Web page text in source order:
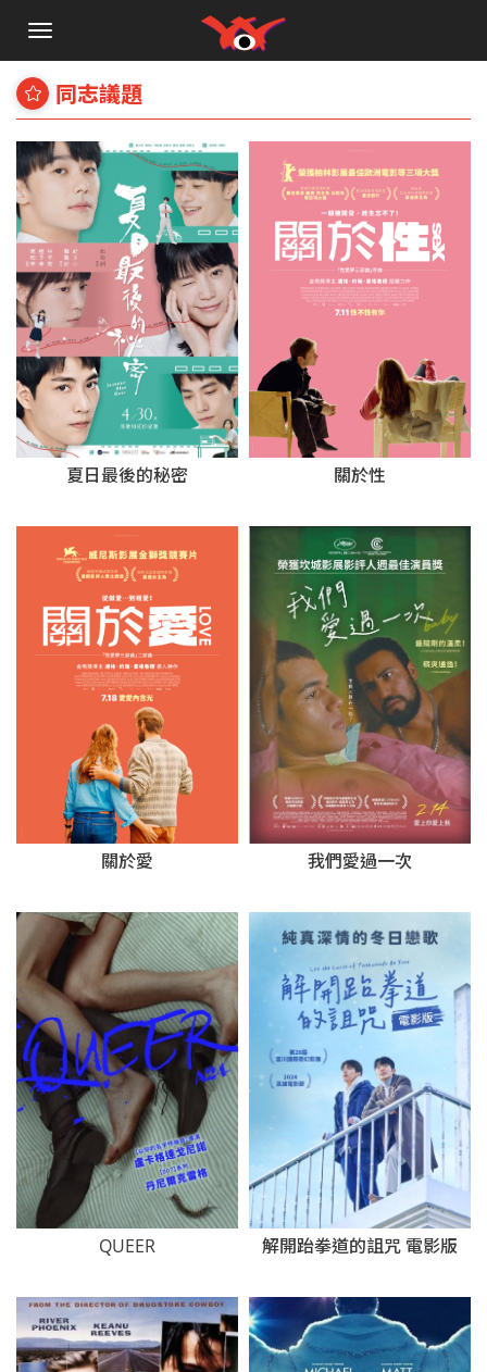
手
選
單
同志議題
夏日最後的秘密 關於性
關於愛 我們愛過一次
QUEER 解開跆拳道的詛咒 電影版